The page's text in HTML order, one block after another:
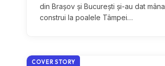
din Brașov și București și-au dat
construi la poalele Tâmpei…
COVER STORY